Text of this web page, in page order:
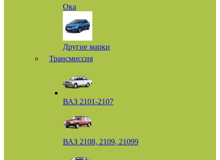
Ока
Другие марки
Трансмиссия
ВАЗ 2101-2107
ВАЗ 2108, 2109, 21099